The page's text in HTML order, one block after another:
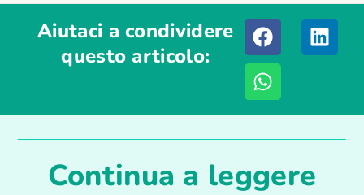
Aiutaci a condividere
questo articolo:
Continua a leggere